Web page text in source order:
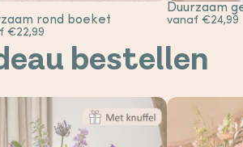
rond boeket
€22,99
Duurzaam
vanaf €24,99
bestellen